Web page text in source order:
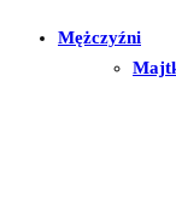
Mężczyźni